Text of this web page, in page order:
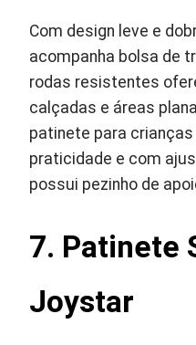
Com design leve e
acompanha bolsa de
rodas resistentes
calçadas e áreas
patinete para
praticidade e com
possui pezinho de
7. Patinete
Joystar